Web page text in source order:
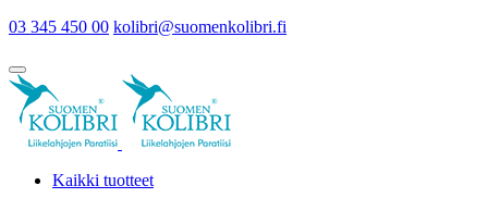
03 345 450 00 kolibri@suomenkolibri.fi
Kaikki tuotteet